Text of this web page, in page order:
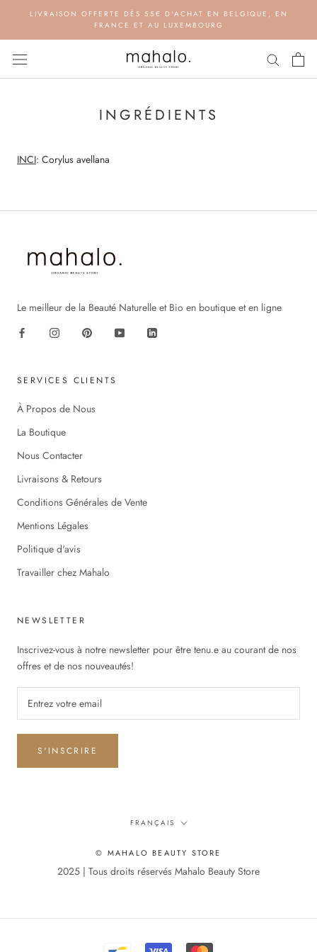
contenu
LIVRAISON OFFERTE DÈS 55€ D'ACHAT EN BELGIQUE, EN
FRANCE ET AU LUXEMBOURG
INGRÉDIENTS
INCI: Corylus avellana
Le meilleur de la Beauté Naturelle et Bio en boutique et en ligne
SERVICES CLIENTS
À Propos de Nous
La Boutique
Nous Contacter
Livraisons & Retours
Conditions Générales de Vente
Mentions Légales
Politique d'avis
Travailler chez Mahalo
NEWSLETTER
Inscrivez-vous à notre newsletter pour être tenu.e au courant de nos
offres et de nos nouveautés!
S'INSCRIRE
Langue
FRANÇAIS
© MAHALO BEAUTY STORE
2025 | Tous droits réservés Mahalo Beauty Store